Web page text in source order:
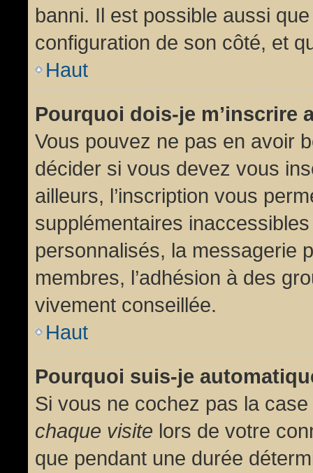
banni. Il est possible aussi
configuration de son côté, et
Haut
Pourquoi dois-je m’inscrire
Vous pouvez ne pas en avoir
décider si vous devez vous
ailleurs, l’inscription vous
supplémentaires
personnalisés, la messagerie
membres, l’adhésion à des
vivement conseillée.
Haut
Pourquoi suis-je
Si vous ne cochez pas la case
chaque visite lors de votre
que pendant une durée